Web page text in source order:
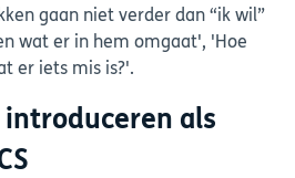
gaan niet verder dan “ik wil”
wat er in hem omgaat', 'Hoe
er iets mis is?'.
introduceren als